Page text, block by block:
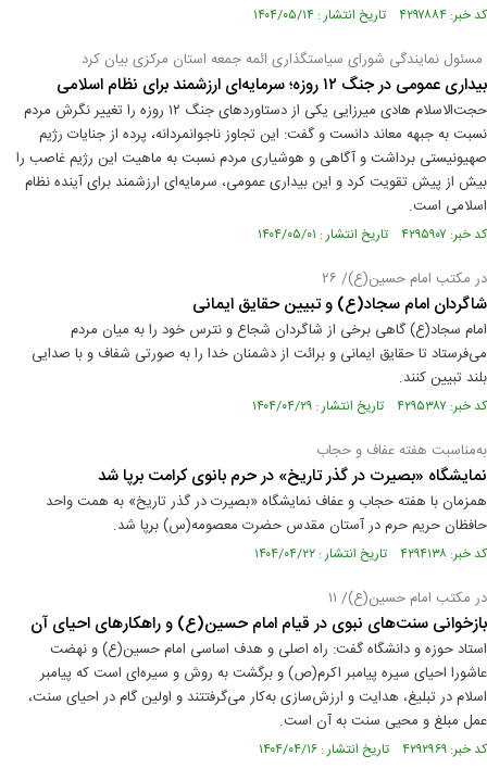
کد خبر: ۴۲۹۷۸۸۴ تاریخ انتشار : ۱۴۰۴/۰۵/۱۴
مسئول نمایندگی شورای سیاستگذاری ائمه جمعه استان مرکزی بیان کرد
بیداری عمومی در جنگ ۱۲ روزه؛ سرمایه‌ای ارزشمند برای نظام اسلامی
حجت‌الاسلام هادی میرزایی یکی از دستاورد‌های جنگ ۱۲ روزه را تغییر نگرش مردم
نسبت به جبهه معاند دانست و گفت: این تجاوز ناجوانمردانه، پرده از جنایات رژیم
صهیونیستی برداشت و آگاهی و هوشیاری مردم نسبت به ماهیت این رژیم غاصب را
بیش از پیش تقویت کرد و این بیداری عمومی، سرمایه‌ای ارزشمند برای آینده نظام
اسلامی است.
کد خبر: ۴۲۹۵۹۰۷ تاریخ انتشار : ۱۴۰۴/۰۵/۰۱
در مکتب امام حسین(ع)/ ۲۶
شاگردان امام سجاد(ع) و تبیین حقایق ایمانی
امام سجاد(ع) گاهی برخی از شاگردان شجاع و نترس خود را به میان مردم
می‌فرستاد تا حقایق ایمانی و برائت از دشمنان خدا را به صورتی شفاف و با صدایی
بلند تبیین کنند.
کد خبر: ۴۲۹۵۳۸۷ تاریخ انتشار : ۱۴۰۴/۰۴/۲۹
به‌مناسبت هفته عفاف و حجاب
نمایشگاه «بصیرت در گذر تاریخ» در حرم بانوی کرامت برپا شد
همزمان با هفته حجاب و عفاف نمایشگاه «بصیرت در گذر تاریخ» به همت واحد
حافظان حریم حرم در آستان مقدس حضرت معصومه(س) برپا شد.
کد خبر: ۴۲۹۴۱۳۸ تاریخ انتشار : ۱۴۰۴/۰۴/۲۲
در مکتب امام حسین(ع)/ ۱۱
بازخوانی سنت‌های نبوی در قیام امام حسین(ع) و راهکارهای احیای آن
استاد حوزه و دانشگاه گفت: راه اصلی و هدف اساسی امام حسین(ع) و نهضت
عاشورا احیای سیره پیامبر اکرم(ص) و برگشت به روش و سیره‌ای است که پیامبر
اسلام در تبلیغ، هدایت و ارزش‌سازی به‌کار می‌گرفتتند و اولین گام در احیای سنت،
عمل مبلغ و محیی سنت به آن است.
کد خبر: ۴۲۹۲۹۶۹ تاریخ انتشار : ۱۴۰۴/۰۴/۱۶